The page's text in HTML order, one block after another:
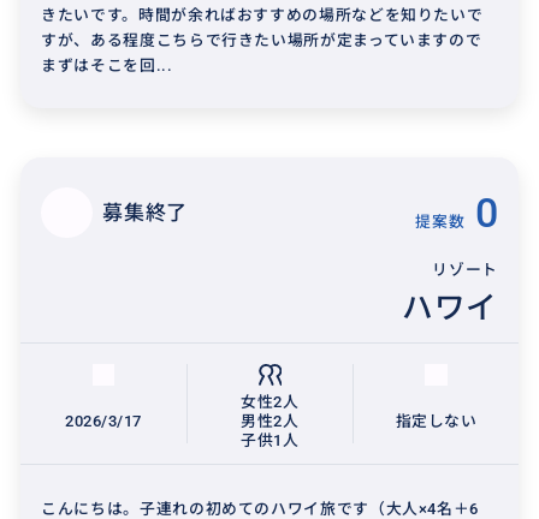
きたいです。時間が余ればおすすめの場所などを知りたいで
すが、ある程度こちらで行きたい場所が定まっていますので
まずはそこを回...
募集終了 提案数 0
リゾート
ハワイ
2026/3/17
女性2人
男性2人
子供1人
指定しない
こんにちは。子連れの初めてのハワイ旅です（大人×4名＋6